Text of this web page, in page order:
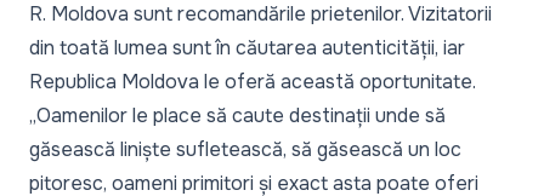
R. Moldova sunt recomandările prietenilor. Vizitatorii
din toată lumea sunt în căutarea autenticității, iar
Republica Moldova le oferă această oportunitate.
„Oamenilor le place să caute destinații unde să
găsească liniște sufletească, să găsească un loc
pitoresc, oameni primitori și exact asta poate oferi